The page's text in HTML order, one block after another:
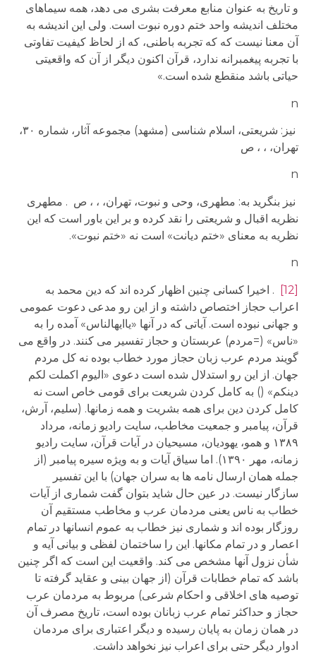
و تاریخ به عنوان منابع معرفت بشری می دهد، همه سیماهای
مختلف اندیشه واحد ختم دوره نبوت است. ولی این اندیشه به
آن معنا نیست که که تجربه باطنی، که از لحاظ کیفیت تفاوتی
با تجربه پیغمبرانه ندارد، قرآن اکنون دیگر از آن که واقعیتی
حیاتی باشد منقطع شده است.»
n
نیز: شریعتی، اسلام شناسی (مشهد) مجموعه آثار، شماره ۳۰،
تهران، ، ، ص
n
نیز بنگرید به: مطهری، وحی و نبوت، تهران، ، ، ص . مطهری
نظریه اقبال و شریعتی را نقد کرده و بر این باور است که این
نظریه به معنای «ختم دیانت» است نه «ختم نبوت».
n
[12]
. اخیرا کسانی چنین اظهار کرده اند که دین محمد به
اعراب حجاز اختصاص داشته و از این رو مدعی دعوت عمومی
و جهانی نبوده است. آیاتی که در آنها «یاایهالناس» آمده را به
«ناس» (=مردم) عربستان و حجاز تفسیر می کنند. در واقع می
گویند مردم عرب زبان حجاز مورد خطاب بوده نه کل مردم
جهان. از این رو استدلال شده است دعوی «الیوم اکملت لکم
دینکم» () به کامل کردن شریعت برای قومی خاص است نه
کامل کردن دین برای همه بشریت و همه زمانها. (سلیم، آرش،
قرآن، پیامبر و جمعیت مخاطب، سایت رادیو زمانه، مرداد
۱۳۸۹ و همو، یهودیان، مسیحیان در آیات قرآن، سایت رادیو
زمانه، مهر ۱۳۹۰). اما سیاق آیات و به ویژه سیره پیامبر (از
جمله همان ارسال نامه ها به سران جهان) با این تفسیر
سازگار نیست. در عین حال شاید بتوان گفت شماری از آیات
خطاب به ناس یعنی مردمان عرب و مخاطب مستقیم آن
روزگار بوده اند و شماری نیز خطاب به عموم انسانها در تمام
اعصار و در تمام مکانها. این را ساختمان لفظی و بیانی آیه و
شأن نزول آنها مشخص می کند. واقعیت این است که اگر چنین
باشد که تمام خطابات قرآن (از جهان بینی و عقاید گرفته تا
توصیه های اخلاقی و احکام شرعی) مربوط به مردمان عرب
حجاز و حداکثر تمام عرب زبانان بوده است، تاریخ مصرف آن
در همان زمان به پایان رسیده و دیگر اعتباری برای مردمان
ادوار دیگر حتی برای اعراب نیز نخواهد داشت.